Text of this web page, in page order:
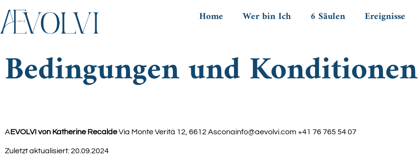
Home Wer bin Ich 6 Säulen Ereignisse
Bedingungen und Konditionen
AEVOLVI von Katherine RecaldeVia Monte Verità 12, 6612 Asconainfo@aevolvi.com +41 76 765 54 07
Zuletzt aktualisiert: 20.09.2024